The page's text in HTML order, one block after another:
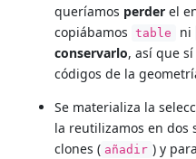
queríamos perderel
copiábamos
table ni
conservarlo, así que
códigos de la
Se materializa la
la reutilizamos en dos
clones ( añadir ) y